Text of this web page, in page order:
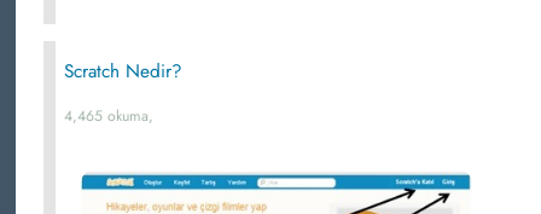
Scratch Nedir?
4,465 okuma,